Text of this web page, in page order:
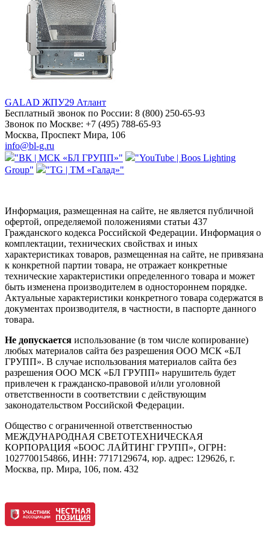
GALAD ЖПУ29 Атлант
Бесплатный звонок по России: 8 (800) 250-65-93
Звонок по Москве: +7 (495) 788-65-93
Москва, Проспект Мира, 106
info@bl-g.ru
"ВК | МСК «БЛ ГРУПП»"
"YouTube | Boos Lighting
Group"
"TG | ТМ «Галад»"
Информация, размещенная на сайте, не является публичной
офертой, определяемой положениями статьи 437
Гражданского кодекса Российской Федерации. Информация о
комплектации, технических свойствах и иных
характеристиках товаров, размещенная на сайте, не привязана
к конкретной партии товара, не отражает конкретные
технические характеристики определенного товара и может
быть изменена производителем в одностороннем порядке.
Актуальные характеристики конкретного товара содержатся в
документах производителя, в частности, в паспорте данного
товара.
Не допускается использование (в том числе копирование)
любых материалов сайта без разрешения ООО МСК «БЛ
ГРУПП». В случае использования материалов сайта без
разрешения ООО МСК «БЛ ГРУПП» нарушитель будет
привлечен к гражданско-правовой и/или уголовной
ответственности в соответствии с действующим
законодательством Российской Федерации.
Общество с ограниченной ответственностью
МЕЖДУНАРОДНАЯ СВЕТОТЕХНИЧЕСКАЯ
КОРПОРАЦИЯ «БООС ЛАЙТИНГ ГРУПП», ОГРН:
1027700154866, ИНН: 7717129674, юр. адрес: 129626, г.
Москва, пр. Мира, 106, пом. 432